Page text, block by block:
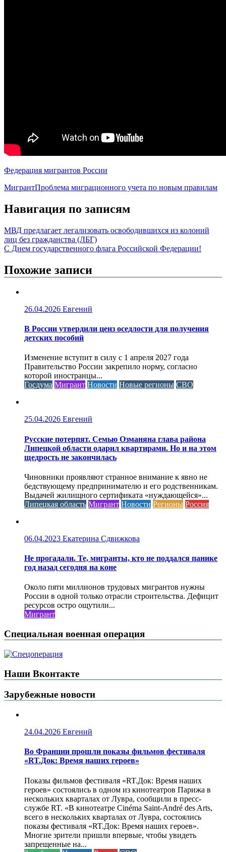
Федерация мигрантов России
МигрантПроблема миграционного учета по новым правилам
Навигация по записям
МВД предлагает легализовать освободившихся из колоний
лиц без гражданства (ЛБГ)
С Днем государственного флага Российской Федерации!
Похожие записи
26.04.2026 Евгений
В России утвердили ценз оседлости для получения
детских пособий
Изменение вступит в силу с 1 апреля 2027 года
Правительство России закрепило норму, согласно
которой иностранцы...
Госдума Мигрант Новости Новые регионы СВО
25.04.2026 Евгений
Русские потерпят. Семью Озманяна глава района
Липецкой области одарил квартирами. Но и на этом
щедрость не закончилась
Чиновники проявляют странное внимание к явно не
бедствующему предпринимателю и его родственникам.
Выдачей жилищного сертификата «нуждающейся»...
Липецкая область Мигрант Новости Регионы Россия
06.04.2023 Екатерина Сдвижкова
Не прогадали. Те, мигранты, кто не поддался панике
год назад сегодня на коне
Около пяти миллионов трудовых мигрантов нужны
России в одной только отрасли строительства. Дефицит
ресурсов остро ощутили...
Мигрант
Специальная военная операция
Наши Вконтакте
Зарубежные новости
24.04.2026 Евгений
Во Франции прошли показы фильмов фестиваля
«RT.Док: Время наших героев»
Показы фильмов фестиваля «RT.Док: Время наших
героев» состоялись в одном из кинотеатров Парижа в
нескольких кварталах от Лувра, сообщили в пресс-
службе RT. «В кинотеатре Cinéma Saint-André des Arts,
всего в нескольких кварталах от Лувра, состоялись
показы фестиваля «RT.Док: Время наших героев».
Многие зрители пришли впервые, чтобы увидеть
запрещенные на...